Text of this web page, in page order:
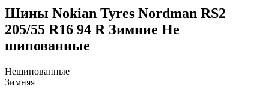
Шины Nokian Tyres Nordman RS2
205/55 R16 94 R Зимние Не
шипованные
Нешипованные
Зимняя